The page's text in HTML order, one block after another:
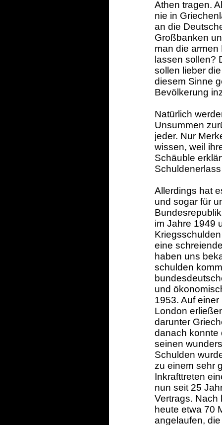
Athen tragen.
nie in
an die
Großbanken
man die
lassen sollen?
sollen lieber
diesem Sinne
Bevölkerung
Natürlich
Unsummen
jeder. Nur
wissen, weil
Schäuble
Allerdings hat
und sogar für
im Jahre 1949
eine
haben uns
schulden
und
1953. Auf
London
darunter
danach konnte
seinen
Schulden
zu einem sehr
Inkrafttreten
nun seit 25
Vertrags.
heute etwa 70
angelaufen,